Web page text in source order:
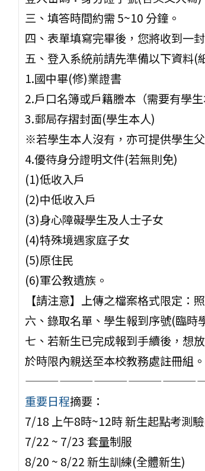
三、填答時間約需 5~10 分鐘。
四、表單填寫完畢後，您將收到一
五、登入系統前請先準備以下資料(
1.國中畢(修)業證書
2.戶口名簿或戶籍謄本（需要有學生
3.郵局存摺封面(學生本人)
※若學生本人沒有，亦可提供學生
4.優待身分證明文件(若無則免)
(1)低收入戶
(2)中低收入戶
(3)身心障礙學生及人士子女
(4)特殊境遇家庭子女
(5)原住民
(6)軍公教遺族。
【請注意】上傳之檔案格式限定：
六、錄取名單、學生報到序號(臨時
七、若新生已完成報到手續後，想
於時限內親送至本校教務處註冊組。
重要日程摘要：
7/18 上午8時~12時 新生起點考測
7/22 ~ 7/23 套量制服
8/20 ~ 8/22 新生訓練(全體新生)